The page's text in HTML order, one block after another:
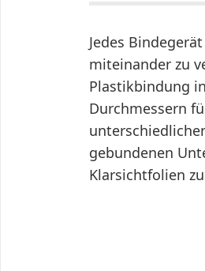
Jedes
miteinander zu
Plastikbindung
Durchmessern
gebundenen
Klarsichtfolien